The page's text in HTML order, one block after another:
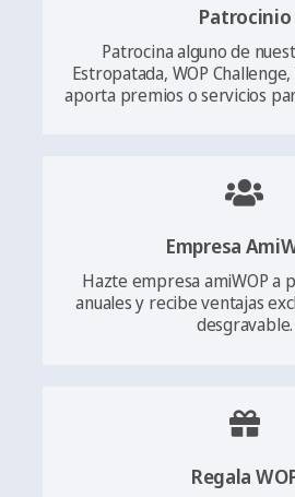
Patrocinio
Patrocina alguno de
Estropatada, WOP
aporta premios o servicios
Empresa
Hazte empresa amiWOP a
anuales y recibe ventajas
desgravable.
Regala